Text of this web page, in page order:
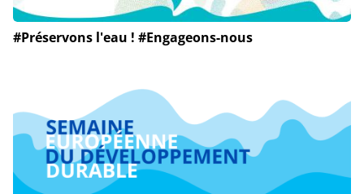
#Préservons l'eau ! #Engageons-nous